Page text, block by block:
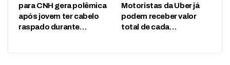
para CNH gera polêmica
após jovem ter cabelo
raspado durante…
Motoristas da Uber já
podem receber valor
total de cada…